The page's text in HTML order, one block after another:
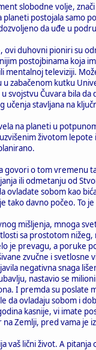
slobodne volje, znači
planeti postojala
da uđe u
ovi duhovni pioniri su
postojbinama koja
mentalnoj televiziji.
zabačenom kutku
svojstvu Čuvara bila
učenja stavljana na
na planeti u
životom
govori o tom vremenu
ili odmetanju od
ovladate sobom kao
tako davno počeo. To
mišljenja, mnoga
sa prostotom
je prevagu, a poruke
zvučne i svetlosne
negativna snaga
nastavio se
I premda su poslate
da ovladaju sobom i
kasnije, vi imate
Zemlji, pred vama je
vaš lični život. A